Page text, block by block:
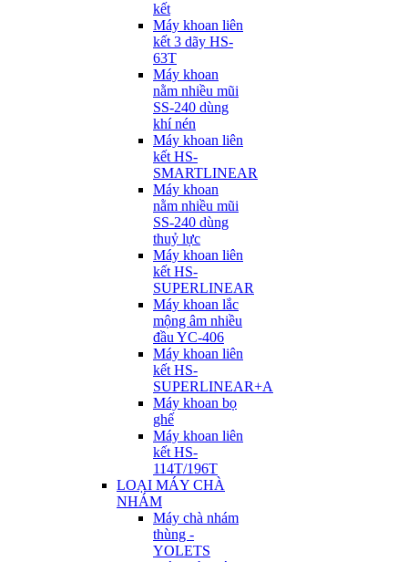
kết
Máy khoan liên
kết 3 dãy HS-
63T
Máy khoan
nằm nhiều mũi
SS-240 dùng
khí nén
Máy khoan liên
kết HS-
SMARTLINEAR
Máy khoan
nằm nhiều mũi
SS-240 dùng
thuỷ lực
Máy khoan liên
kết HS-
SUPERLINEAR
Máy khoan lắc
mộng âm nhiều
đầu YC-406
Máy khoan liên
kết HS-
SUPERLINEAR+A
Máy khoan bọ
ghế
Máy khoan liên
kết HS-
114T/196T
LOẠI MÁY CHÀ
NHÁM
Máy chà nhám
thùng -
YOLETS